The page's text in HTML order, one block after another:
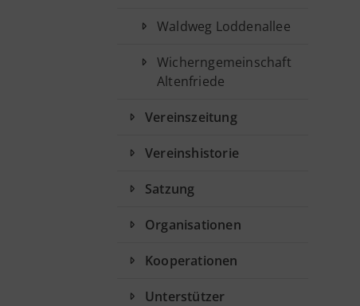
Waldweg Loddenallee
Wicherngemeinschaft
Altenfriede
Vereinszeitung
Vereinshistorie
Satzung
Organisationen
Kooperationen
Unterstützer